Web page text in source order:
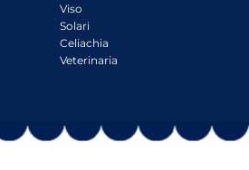
Viso
Solari
Celiachia
Veterinaria